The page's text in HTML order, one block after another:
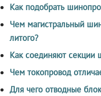
Как подобрать
Чем магистральный
литого?
Как соединяют секции
Чем токопровод
Для чего отводные